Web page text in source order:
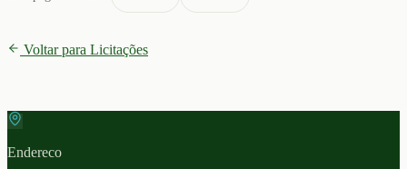
Voltar para Licitações
Endereco